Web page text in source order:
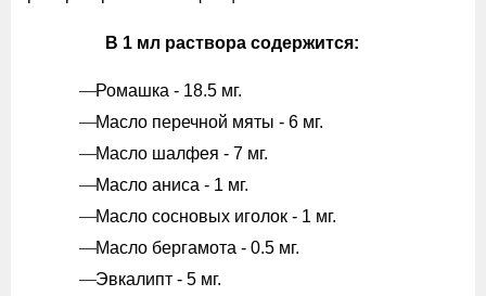
В 1 мл раствора содержится:
Ромашка - 18.5 мг.
Масло перечной мяты - 6 мг.
Масло шалфея - 7 мг.
Масло аниса - 1 мг.
Масло сосновых иголок - 1 мг.
Масло бергамота - 0.5 мг.
Эвкалипт - 5 мг.